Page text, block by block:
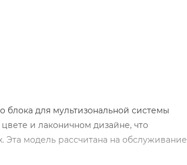
блока для мультизональной системы
и лаконичном дизайне, что
Эта модель рассчитана на обслуживание